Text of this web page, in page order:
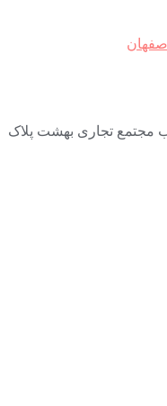
تجاری بهشت پلاک